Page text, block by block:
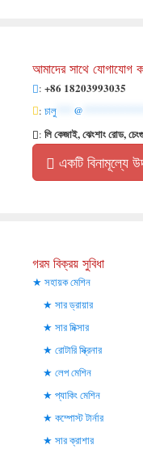
আমাদের সাথে যোগাযোগ
: +86 18203993035
: চালু @
: লি কেজাই, ঝেংশাং রোড,
একটি বিনামূল্যে
গরম বিক্রয় সুবিধা
সহায়ক মেশিন
সার ড্রায়ার
সার মিক্সার
রোটারি স্ক্রিনার
লেপ মেশিন
প্যাকিং মেশিন
কম্পোস্ট টার্নার
সার ক্রাশার